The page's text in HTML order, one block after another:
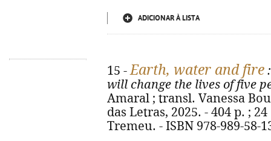
ADICIONAR À LISTA
15 -Earth, water and fire
will change the lives of five
Amaral ; transl. Vanessa
das Letras, 2025. - 404 p. ;
Tremeu. - ISBN 978-989-58-